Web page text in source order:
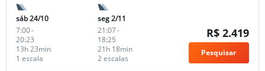
sáb 24/10
7:00-
20:23
1 escala
13h 23min
seg 2/11
21:07-
18:25
2 escalas
21h 18min
R$ 2.419
Pesquisar